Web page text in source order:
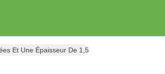
Et Une Épaisseur De 1,5-10 Mm Pour Le